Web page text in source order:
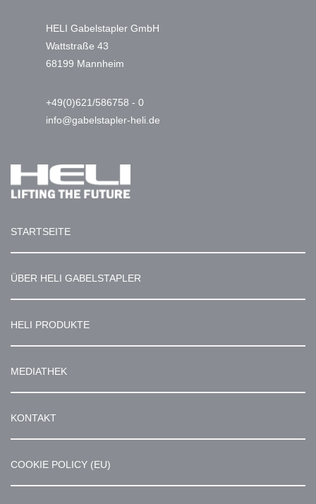
HELI Gabelstapler GmbH
Wattstraße 43
68199 Mannheim
+49(0)621/586758 - 0
info@gabelstapler-heli.de
STARTSEITE
ÜBER HELI GABELSTAPLER
HELI PRODUKTE
MEDIATHEK
KONTAKT
COOKIE POLICY (EU)